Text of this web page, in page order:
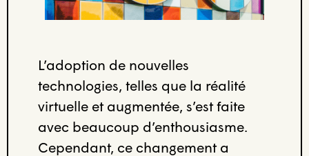
L’adoption de nouvelles
technologies, telles que la réalité
virtuelle et augmentée, s’est faite
avec beaucoup d’enthousiasme.
Cependant, ce changement a